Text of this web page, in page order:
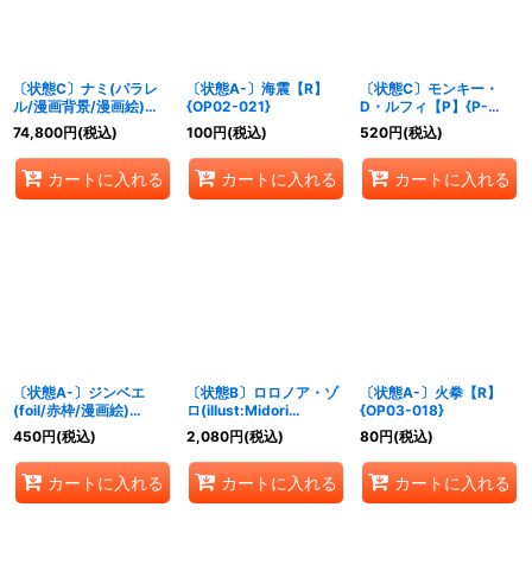
〔状態C〕ナミ(パラレ
ル/漫画背景/漫画絵)
【R/SP】{OP01-016}
74,800円(税込)
カートに入れる
〔状態A-〕海震【R】
{OP02-021}
100円(税込)
カートに入れる
〔状態C〕モンキー・
D・ルフィ【P】{P-
006}
520円(税込)
カートに入れる
〔状態A-〕ジンベエ
(foil/赤枠/漫画絵)
【UC】{OP01-014}
450円(税込)
カートに入れる
〔状態B〕ロロノア・ゾ
ロ(illust:Midori
Matsuda)【SR】
{ST01-013}
2,080円(税込)
カートに入れる
〔状態A-〕火拳【R】
{OP03-018}
80円(税込)
カートに入れる